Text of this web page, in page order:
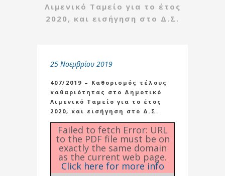
Λιμενικό Ταμείο για το έτος
2020, και εισήγηση στο Δ.Σ.
25 Νοεμβρίου 2019
407/2019 – Καθορισμός τέλους
καθαριότητας στο Δημοτικό
Λιμενικό Ταμείο για το έτος
2020, και εισήγηση στο Δ.Σ.
Failed to fetch Error: URL
to the PDF file must be on
exactly the same domain
as the current web page.
Click here for more info